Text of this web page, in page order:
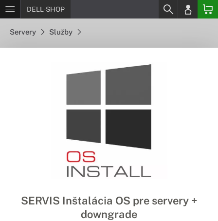
DELL-SHOP
Servery Služby
SERVIS Inštalácia OS pre servery +
downgrade